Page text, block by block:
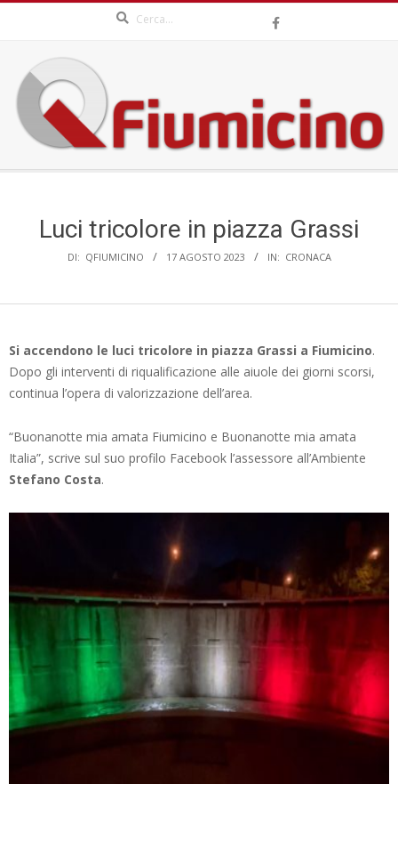
content
QFIUMICINO.COM
Luci tricolore in piazza Grassi
DI: QFIUMICINO 17 AGOSTO 2023 IN: CRONACA
Si accendono le luci tricolore in piazza Grassi a Fiumicino.
Dopo gli interventi di riqualificazione alle aiuole dei giorni scorsi,
continua l’opera di valorizzazione dell’area.
“Buonanotte mia amata Fiumicino e Buonanotte mia amata
Italia”, scrive sul suo profilo Facebook l’assessore all’Ambiente
Stefano Costa.